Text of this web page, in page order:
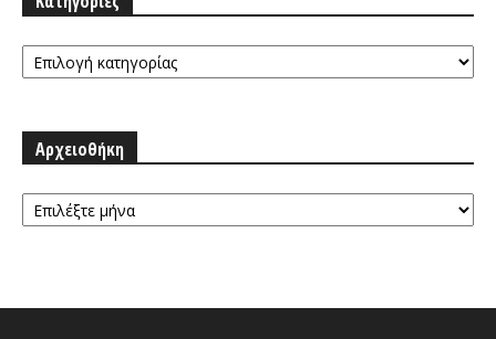
Κατηγορίες
Αρχειοθήκη
Αρχειοθήκη